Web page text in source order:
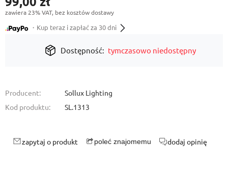
zawiera 23% VAT, bez kosztów dostawy
・Kup teraz i zapłać za 30 dni
Dostępność: tymczasowo niedostępny
Producent:
Sollux Lighting
Kod produktu:
SL.1313
zapytaj o produkt poleć znajomemu dodaj opinię